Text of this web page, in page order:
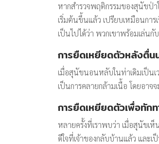
หากสำรวจพฤติกรรมของสุนัขป่
เริ่มต้นขึ้นแล้ว เปรียบเหมือนกา
เป็นไปได้ว่า พวกเขาพร้อมเล่นกั
การยืดเหยียดตัวหลังตื่น
เมื่อสุนัขนอนหลับในท่าเดิมเป็น
เป็นการคลายกล้ามเนื้อ โดยอา
การยืดเหยียดตัวเพื่อทัก
หลายครั้งที่เราพบว่า เมื่อสุนัขเ
ดีใจที่เจ้าของกลับบ้านแล้ว และเ